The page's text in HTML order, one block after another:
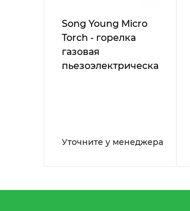
Song Young Micro
Torch - горелка
газовая
пьезоэлектрическая
Уточните у менеджера